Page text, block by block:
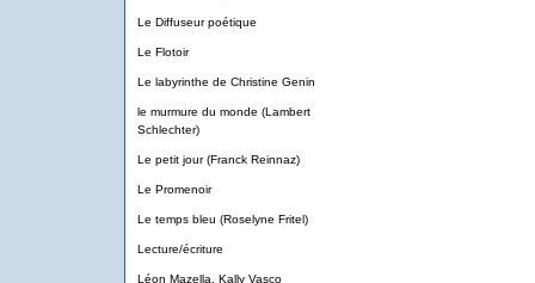
Le Diffuseur poétique
Le Flotoir
Le labyrinthe de Christine Genin
le murmure du monde (Lambert
Schlechter)
Le petit jour (Franck Reinnaz)
Le Promenoir
Le temps bleu (Roselyne Fritel)
Lecture/écriture
Léon Mazella, Kally Vasco